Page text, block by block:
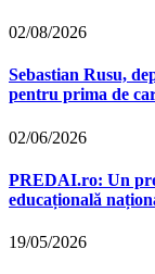
02/08/2026
Sebastian Rusu,
pentru prima de
02/06/2026
PREDAI.ro: Un
educațională
19/05/2026